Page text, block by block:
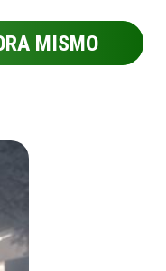
MISMO